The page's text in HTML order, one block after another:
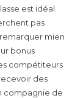
est idéal
pas
mien
bonus
compétiteurs
des
compagnie de